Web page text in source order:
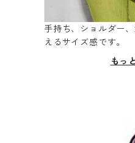
手持ち、ショルダー
えるサイズ感です。
もっ